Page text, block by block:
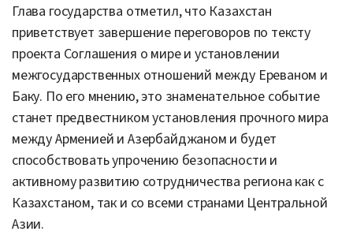
Глава государства отметил, что Казахстан
приветствует завершение переговоров по тексту
проекта Соглашения о мире и установлении
межгосударственных отношений между Ереваном и
Баку. По его мнению, это знаменательное событие
станет предвестником установления прочного мира
между Арменией и Азербайджаном и будет
способствовать упрочению безопасности и
активному развитию сотрудничества региона как с
Казахстаном, так и со всеми странами Центральной
Азии.